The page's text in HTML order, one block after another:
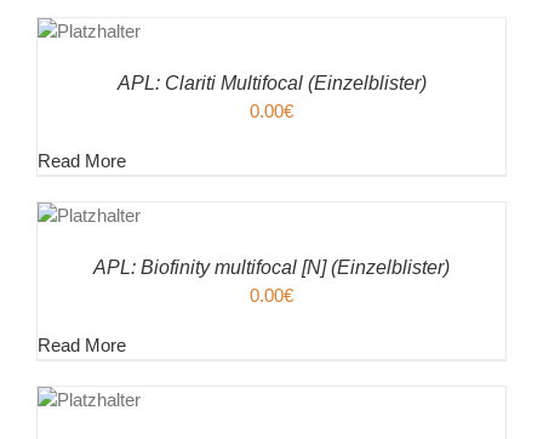
APL: Clariti Multifocal (Einzelblister)
0.00€
Read More
APL: Biofinity multifocal [N] (Einzelblister)
0.00€
Read More